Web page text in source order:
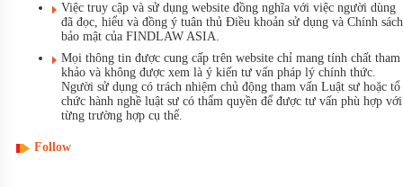
Việc truy cập và sử dụng website đồng nghĩa với việc người dùng
đã đọc, hiểu và đồng ý tuân thủ Điều khoản sử dụng và Chính sách
bảo mật của FINDLAW ASIA.
Mọi thông tin được cung cấp trên website chỉ mang tính chất tham
khảo và không được xem là ý kiến tư vấn pháp lý chính thức.
Người sử dụng có trách nhiệm chủ động tham vấn Luật sư hoặc tổ
chức hành nghề luật sư có thẩm quyền để được tư vấn phù hợp với
từng trường hợp cụ thể.
Follow